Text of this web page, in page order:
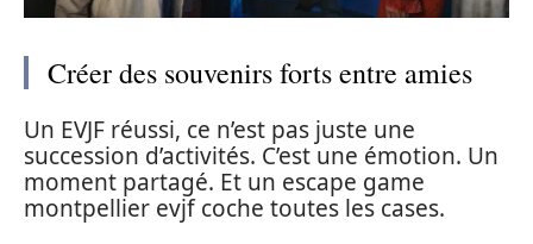
Créer des souvenirs forts entre amies
Un EVJF réussi, ce n’est pas juste une
succession d’activités. C’est une émotion. Un
moment partagé. Et un escape game
montpellier evjf coche toutes les cases.